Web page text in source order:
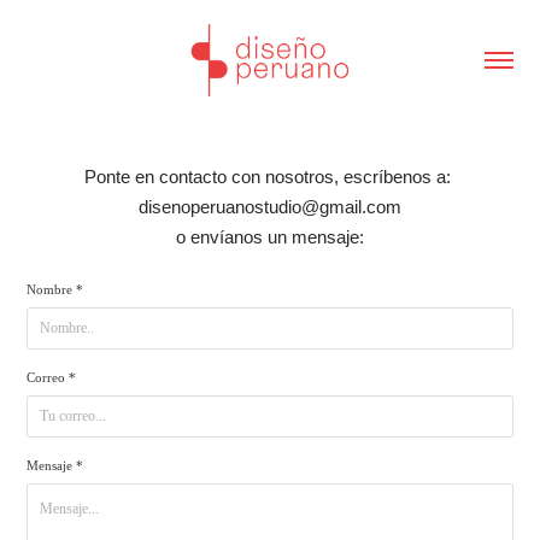
Ponte en contacto con nosotros, escríbenos a:
disenoperuanostudio@gmail.com
o envíanos un mensaje:
Nombre *
Correo *
Mensaje *